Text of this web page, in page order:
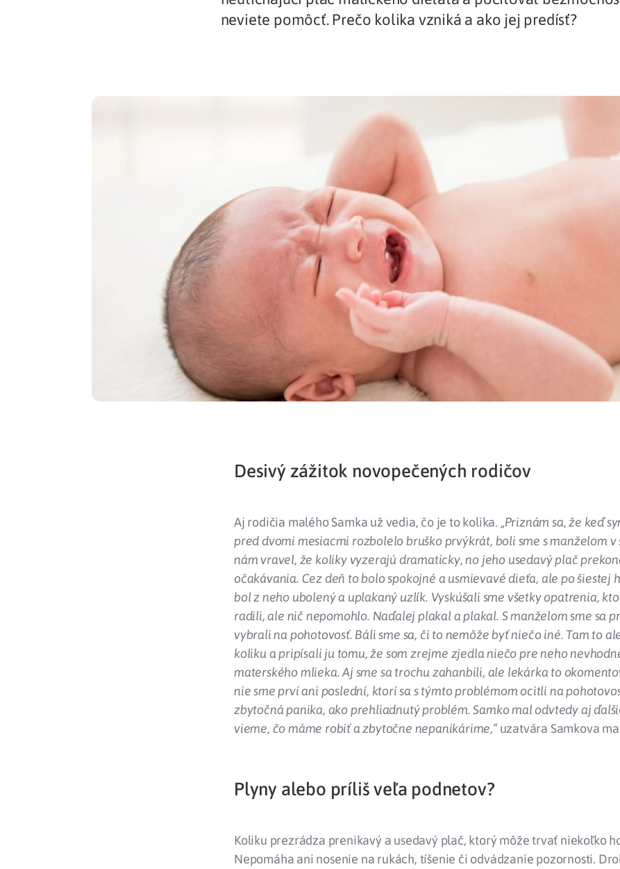
Zdravotné poistenie pre cudzincov Liečba v zahraničí
neviete pomôcť. Prečo kolika vzniká a ako jej predísť?
Desivý zážitok novopečených rodičov
Aj rodičia malého Samka už vedia, čo je to kolika. „Priznám sa, že keď
pred dvomi mesiacmi rozbolelo bruško prvýkrát, boli sme s manželom v
nám vravel, že koliky vyzerajú dramaticky, no jeho usedavý plač
očakávania. Cez deň to bolo spokojné a usmievavé dieťa, ale po šiestej
bol z neho ubolený a uplakaný uzlík. Vyskúšali sme všetky opatrenia,
radili, ale nič nepomohlo. Naďalej plakal a plakal. S manželom sme sa
vybrali na pohotovosť. Báli sme sa, či to nemôže byť niečo iné. Tam to
koliku a pripísali ju tomu, že som zrejme zjedla niečo pre neho
materského mlieka. Aj sme sa trochu zahanbili, ale lekárka to
nie sme prví ani poslední, ktorí sa s týmto problémom ocitli na
zbytočná panika, ako prehliadnutý problém. Samko mal odvtedy aj
vieme, čo máme robiť a zbytočne nepanikárime,“uzatvára Samkova
Plyny alebo príliš veľa podnetov?
Koliku prezrádza prenikavý a usedavý plač, ktorý môže trvať niekoľko
Nepomáha ani nosenie na rukách, tíšenie či odvádzanie pozornosti.